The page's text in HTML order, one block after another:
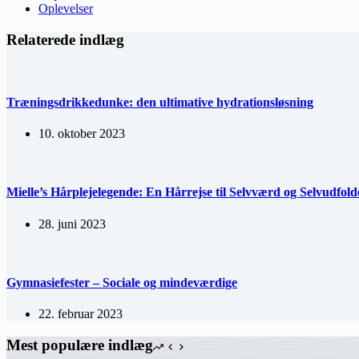
Oplevelser
Relaterede indlæg
Træningsdrikkedunke: den ultimative hydrationsløsning
10. oktober 2023
Mielle’s Hårplejelegende: En Hårrejse til Selvværd og
28. juni 2023
Gymnasiefester – Sociale og mindeværdige
22. februar 2023
Mest populære indlæg